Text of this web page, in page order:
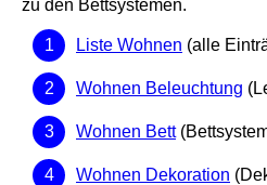
zu den Bettsystemen.
Liste Wohnen (alle
Wohnen Beleuchtung
Wohnen Bett
Wohnen Dekoration